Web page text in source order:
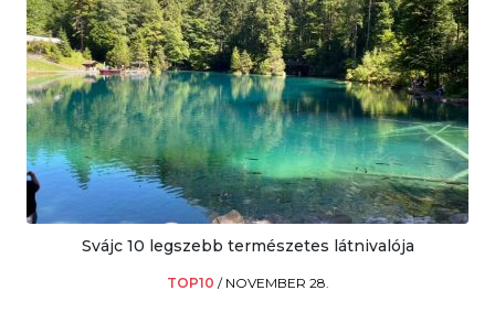
Svájc 10 legszebb természetes látnivalója
TOP10 / NOVEMBER 28.